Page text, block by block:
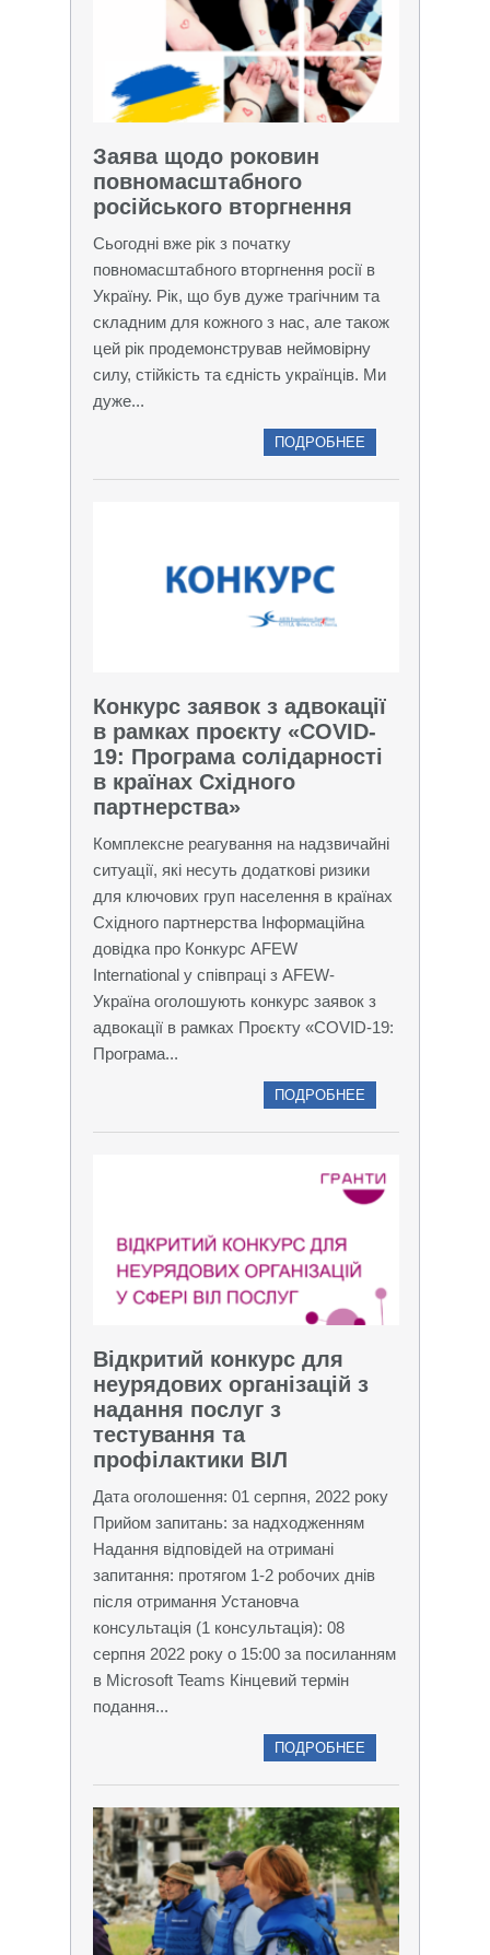
Заява щодо роковин
повномасштабного
російського вторгнення
Сьогодні вже рік з початку
повномасштабного вторгнення росії в
Україну. Рік, що був дуже трагічним та
складним для кожного з нас, але також
цей рік продемонстрував неймовірну
силу, стійкість та єдність українців. Ми
дуже...
ПОДРОБНЕЕ
Конкурс заявок з адвокації
в рамках проєкту «COVID-
19: Програма солідарності
в країнах Східного
партнерства»
Комплексне реагування на надзвичайні
ситуації, які несуть додаткові ризики
для ключових груп населення в країнах
Східного партнерства Інформаційна
довідка про Конкурс AFEW
International у співпраці з AFEW-
Україна оголошують конкурс заявок з
адвокації в рамках Проєкту «COVID-19:
Програма...
ПОДРОБНЕЕ
Відкритий конкурс для
неурядових організацій з
надання послуг з
тестування та
профілактики ВІЛ
Дата оголошення: 01 серпня, 2022 року
Прийом запитань: за надходженням
Надання відповідей на отримані
запитання: протягом 1-2 робочих днів
після отримання Установча
консультація (1 консультація): 08
серпня 2022 року о 15:00 за посиланням
в Microsoft Teams Кінцевий термін
подання...
ПОДРОБНЕЕ